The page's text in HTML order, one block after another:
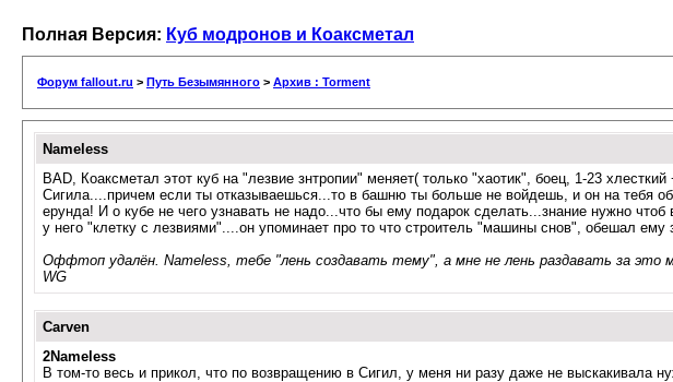
Полная Версия: Куб модронов и Коаксметал
Форум fallout.ru > Путь Безымянного > Архив : Torment
Nameless
BAD, Коаксметал этот куб на "лезвие знтропии" меняет( только "хаотик", боец, 1-23
Сигила....причем если ты отказываешься...то в башню ты больше не войдешь, и он на тебя
ерунда! И о кубе не чего узнавать не надо...что бы ему подарок сделать...знание нужно
у него "клетку с лезвиями"....он упоминает про то что строитель "машины снов", обешал
Оффтоп удалён. Nameless, тебе "лень создавать тему", а мне не лень раздавать за это
WG
Carven
2Nameless
В том-то весь и прикол, что по возвращению в Сигил, у меня ни разу даже не выскакивала